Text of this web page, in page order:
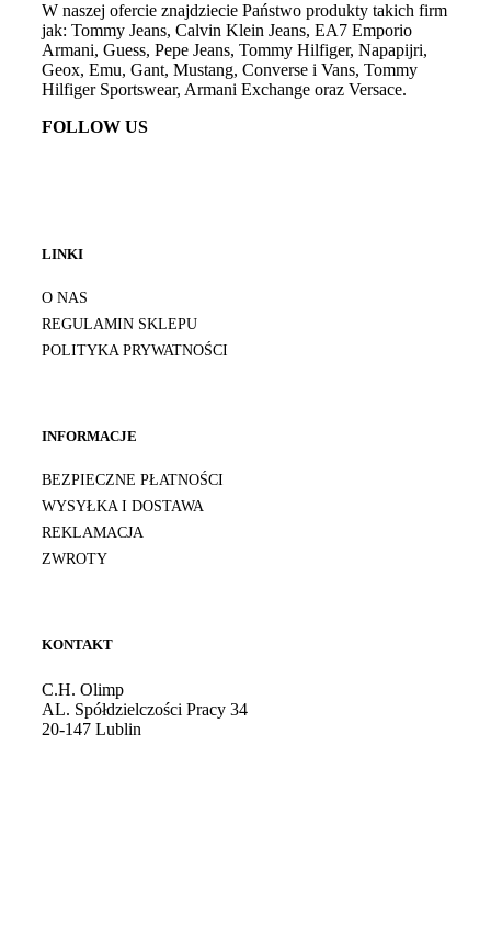
W naszej ofercie znajdziecie Państwo produkty takich firm
jak: Tommy Jeans, Calvin Klein Jeans, EA7 Emporio
Armani, Guess, Pepe Jeans, Tommy Hilfiger, Napapijri,
Geox, Emu, Gant, Mustang, Converse i Vans, Tommy
Hilfiger Sportswear, Armani Exchange oraz Versace.
FOLLOW US
LINKI
O NAS
REGULAMIN SKLEPU
POLITYKA PRYWATNOŚCI
INFORMACJE
BEZPIECZNE PŁATNOŚCI
WYSYŁKA I DOSTAWA
REKLAMACJA
ZWROTY
KONTAKT
C.H. Olimp
AL. Spółdzielczości Pracy 34
20-147 Lublin